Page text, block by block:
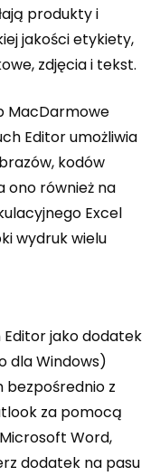
produkty i
jakości etykiety,
zdjęcia i tekst.
MacDarmowe
Editor umożliwia
kodów
ono również na
Excel
wydruk wielu
jako dodatek
dla Windows)
bezpośrednio z
za pomocą
Word,
dodatek na pasu